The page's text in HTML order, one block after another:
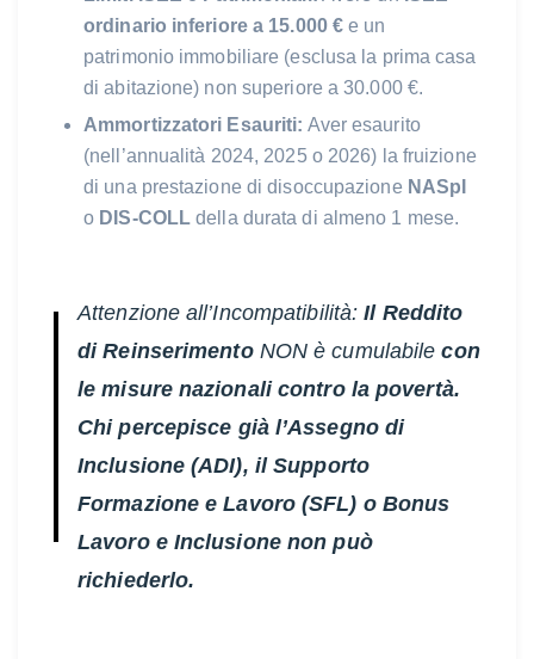
ordinario inferiore a 15.000 € e un
patrimonio immobiliare (esclusa la prima casa
di abitazione) non superiore a 30.000 €.
Ammortizzatori Esauriti: Aver esaurito
(nell’annualità 2024, 2025 o 2026) la fruizione
di una prestazione di disoccupazione NASpI
o DIS-COLL della durata di almeno 1 mese.
Attenzione all’Incompatibilità: Il Reddito
di Reinserimento NON è cumulabile con
le misure nazionali contro la povertà.
Chi percepisce già l’Assegno di
Inclusione (ADI), il Supporto
Formazione e Lavoro (SFL) o Bonus
Lavoro e Inclusione non può
richiederlo.